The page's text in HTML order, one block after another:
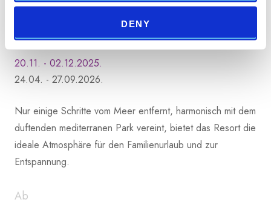
DENY
GALLERIE ANZEIGEN
Ab
Splendid Resort
20.11. - 02.12.2025.
24.04. - 27.09.2026.
Nur einige Schritte vom Meer entfernt, harmonisch mit dem
duftenden mediterranen Park vereint, bietet das Resort die
ideale Atmosphäre für den Familienurlaub und zur
Entspannung.